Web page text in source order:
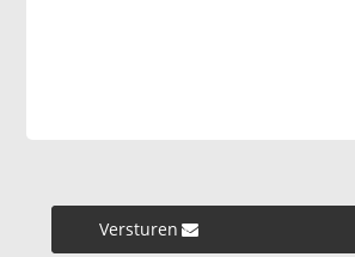
Versturen »